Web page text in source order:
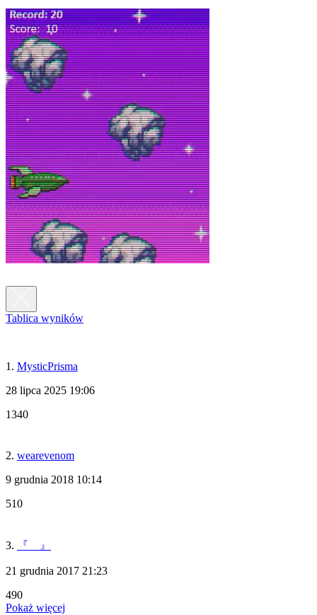
Tablica wyników
1. MysticPrisma
28 lipca 2025 19:06
1340
2. wearevenom
9 grudnia 2018 10:14
510
3. 『 』
21 grudnia 2017 21:23
490
Pokaż więcej